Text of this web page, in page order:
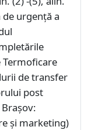
urgenţă a
Termoficare
de transfer
post
și marketing)